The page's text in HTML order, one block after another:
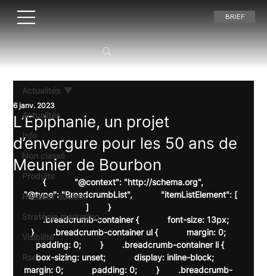
BRIEF
Actualités
Info
Non classé
Produits
Réseaux sociaux
Stratégie marketing
Visibilité
Rse
Actualités
L’Epiphanie, un projet
d’envergure pour les 50 ans de
Meunier de Bourbon
6 janv. 2023
        {            "@context": "http://schema.org",
"@type": "BreadcrumbList",            "itemListElement": [
                          ]        }
        .breadcrumb-container {            font-size: 13px;
   }        .breadcrumb-container ul {            margin: 0;
     padding: 0;        }        .breadcrumb-container li {
     box-sizing: unset;            display: inline-block;
margin: 0;            padding: 0;        }        .breadcrumb-